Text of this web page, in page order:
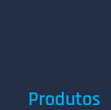
Produtos